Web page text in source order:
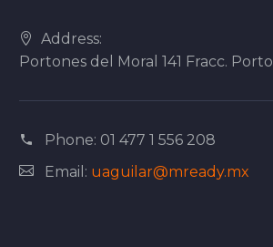
Address:
Portones del Moral 141 Fracc.
Phone: 01 477 1 556 208
Email: uaguilar@mready.mx